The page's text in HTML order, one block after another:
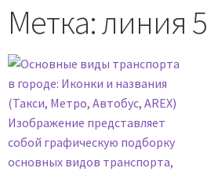
Метка: линия